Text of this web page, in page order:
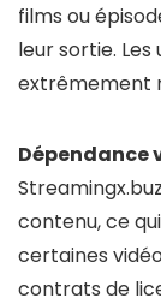
films ou
leur sortie.
extrêmement
Dépendance
contenu, ce
certaines
contrats de